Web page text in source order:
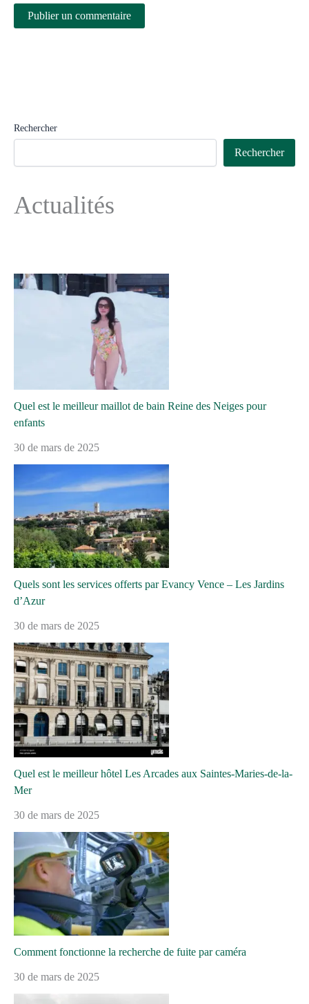
Rechercher
Rechercher
Actualités
Quel est le meilleur maillot de bain Reine des Neiges pour
enfants
30 de mars de 2025
Quels sont les services offerts par Evancy Vence – Les Jardins
d’Azur
30 de mars de 2025
Quel est le meilleur hôtel Les Arcades aux Saintes-Maries-de-la-
Mer
30 de mars de 2025
Comment fonctionne la recherche de fuite par caméra
30 de mars de 2025